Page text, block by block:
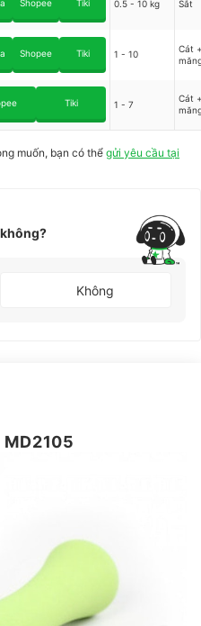
Shopee Tiki 0.5 - 10 kg Sắt
Shopee Tiki 1 - 10
Cát
Tiki 1 - 7
Cát
muốn, bạn có thể gửi yêu cầu tại
Không
MD2105